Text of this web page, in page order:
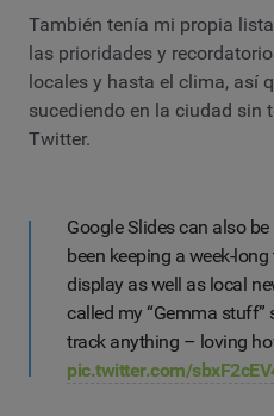
También tenía mi propia
las prioridades y
locales y hasta el clima, así
sucediendo en la ciudad sin
Twitter.
Google Slides can also
been keeping a week-
display as well as local
called my “Gemma stuff”
track anything – loving
pic.twitter.com/